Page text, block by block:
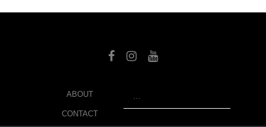
ABOUT
CONTACT